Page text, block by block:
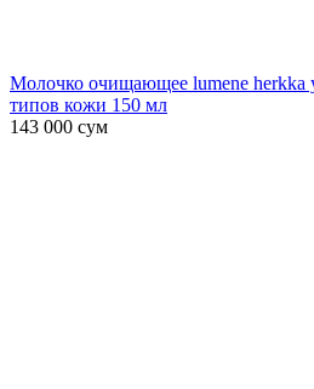
Молочко очищающее lumene herkka
типов кожи 150 мл
143 000 сум